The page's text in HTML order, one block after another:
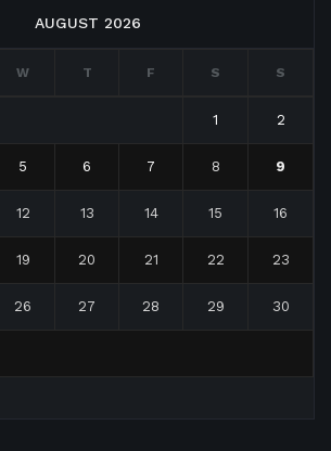
AUGUST 2026
W T F S S
1 2
5 6 7 8 9
12 13 14 15 16
19 20 21 22 23
26 27 28 29 30